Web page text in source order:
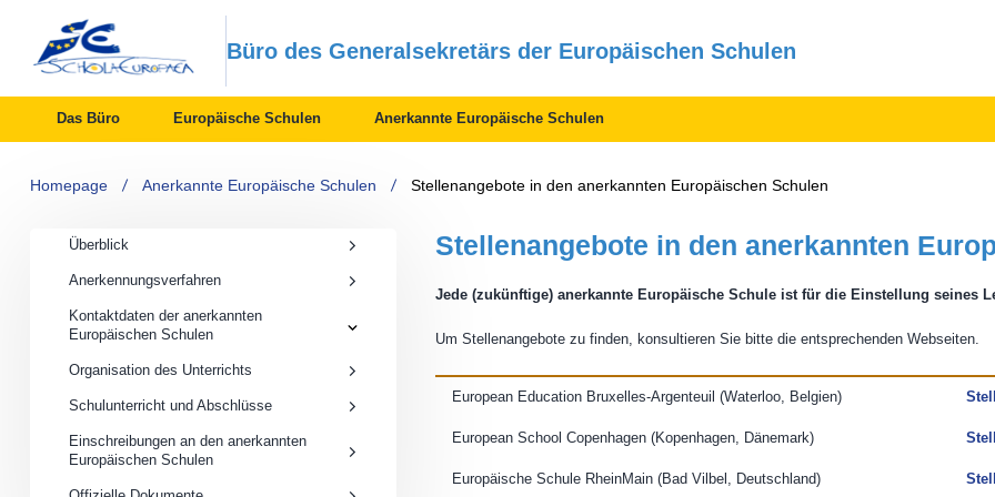
Büro des Generalsekretärs der Europäischen Schulen
Das Büro Europäische Schulen Anerkannte Europäische Schulen
Homepage Anerkannte Europäische Schulen Stellenangebote in den anerkannten Europäischen Schulen
Überblick
Anerkennungsverfahren
Kontaktdaten der anerkannten
Europäischen Schulen
Kontaktdaten
Europäischen
submenu
Organisation des Unterrichts
Schulunterricht und Abschlüsse
Einschreibungen an den anerkannten
Europäischen Schulen
Stellenangebote in den anerkannten
Jede (zukünftige) anerkannte Europäische Schule ist für die Einstellung seines
Um Stellenangebote zu finden, konsultieren Sie bitte die entsprechenden Webseiten.
European Education Bruxelles-Argenteuil (Waterloo, Belgien)
​​​European School Copenhagen (Kopenhagen, Dänemark)
​Europäische Schule RheinMain (Bad Vilbel, Deutschland)